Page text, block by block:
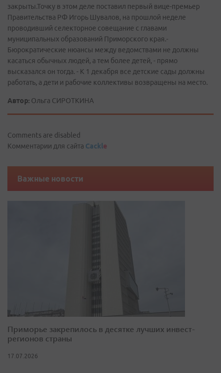
закрыты.Точку в этом деле поставил первый вице-премьер
Правительства РФ Игорь Шувалов, на прошлой неделе
проводивший селекторное совещание с главами
муниципальных образований Приморского края.-
Бюрократические нюансы между ведомствами не должны
касаться обычных людей, а тем более детей, - прямо
высказался он тогда. - К 1 декабря все детские сады должны
работать, а дети и рабочие коллективы возвращены на место.
Автор: Ольга СИРОТКИНА
Comments are disabled
Комментарии для сайта Cackle
Важные новости
Приморье закрепилось в десятке лучших инвест-
регионов страны
17.07.2026